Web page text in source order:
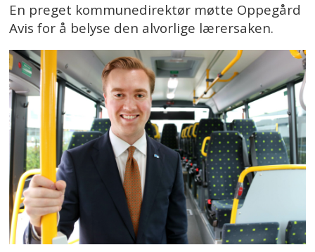
En preget kommunedirektør møtte Oppegård
Avis for å belyse den alvorlige lærersaken.